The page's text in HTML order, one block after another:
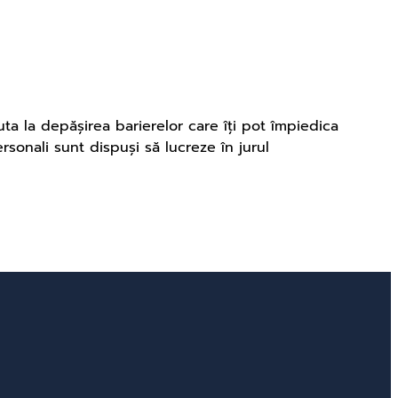
la depășirea barierelor care îți pot împiedica
sunt dispuși să lucreze în jurul